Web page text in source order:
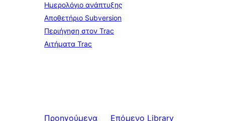
Ημερολόγιο ανάπτυξης
Αποθετήριο Subversion
Περιήγηση στον Trac
Αιτήματα Trac
Προηγούμενα
Επόμενο Library